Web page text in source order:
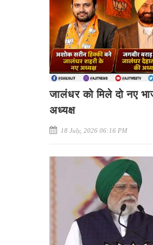
जालंधर को मिले दो नए
अध्यक्ष
18 July, 2026 06:16 PM